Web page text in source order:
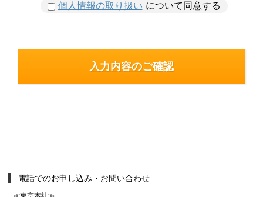
個人情報の取り扱い について同意する
電話でのお申し込み・お問い合わせ